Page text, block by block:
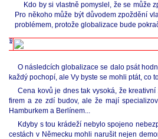
Kdo by si vlastně pomyslel, že se může
Pro někoho může být důvodem zpoždění
problémem, protože globalizace bude
O následcích globalizace se dalo psát
každý pochopí, ale Vy byste se mohli ptát, co
Cena kovů je dnes tak vysoká, že
firem a ze zdí budov, ale že mají
Hamburkem a Berlínem...
Kdyby s tou krádeží nebylo spojeno
cestách v Německu mohli narušit nejen